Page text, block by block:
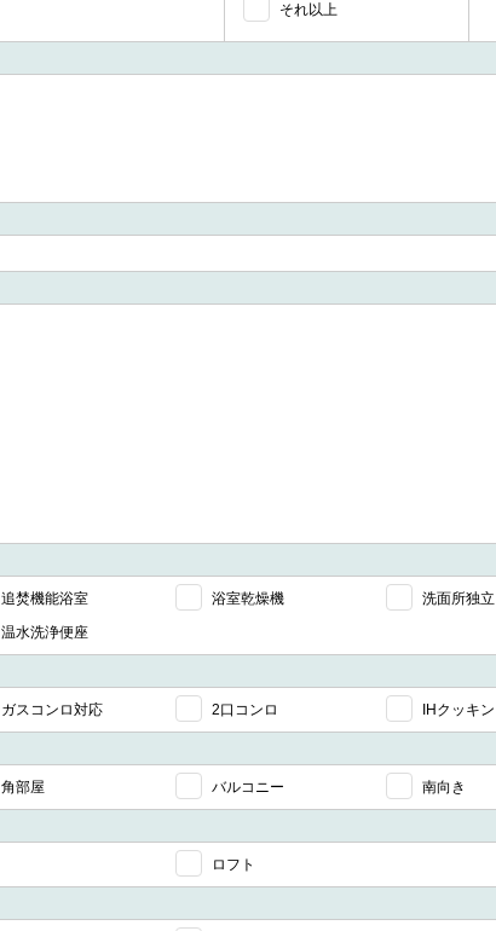
それ以上
追焚機能浴室 浴室乾燥機
洗面所独立
温水洗浄便座
ガスコンロ対応 2口コンロ IHクッキ
角部屋 バルコニー 南向き
ロフト